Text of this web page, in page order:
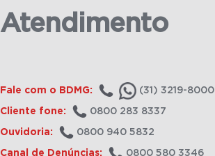
Atendimento
Fale com o BDMG: (31) 3219-8000
Cliente fone: 0800 283 8337
Ouvidoria: 0800 940 5832
Canal de Denúncias: 0800 580 3346